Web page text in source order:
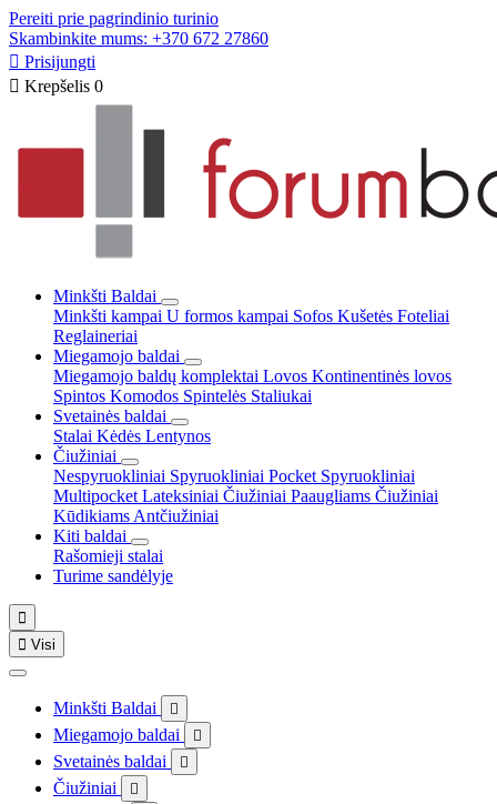
Pereiti prie pagrindinio turinio
Skambinkite mums: +370 672 27860
 Prisijungti
 Krepšelis 0
Minkšti Baldai
Minkšti kampai U formos kampai Sofos Kušetės Foteliai
Reglaineriai
Miegamojo baldai
Miegamojo baldų komplektai Lovos Kontinentinės lovos
Spintos Komodos Spintelės Staliukai
Svetainės baldai
Stalai Kėdės Lentynos
Čiužiniai
Nespyruokliniai Spyruokliniai Pocket Spyruokliniai
Multipocket Lateksiniai Čiužiniai Paaugliams Čiužiniai
Kūdikiams Antčiužiniai
Kiti baldai
Rašomieji stalai
Turime sandėlyje

 Visi
Minkšti Baldai 
Miegamojo baldai 
Svetainės baldai 
Čiužiniai 